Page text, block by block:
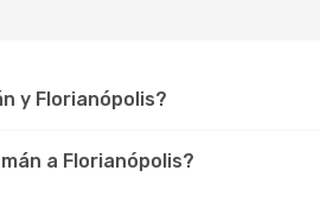
y Florianópolis?
a Florianópolis?